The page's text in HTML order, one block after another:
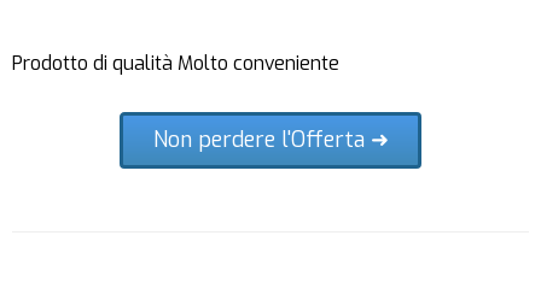
Prodotto di qualità Molto conveniente
Non perdere l'Offerta ➜